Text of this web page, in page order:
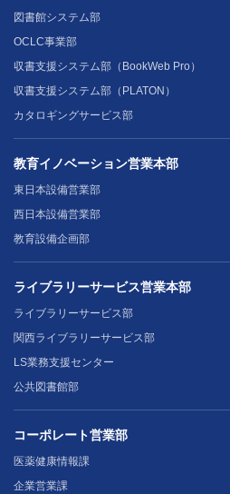
図書館システム部
OCLC事業部
収書支援システム部（BookWeb Pro）
収書支援システム部（PLATON）
カタロギングサービス部
教育イノベーション営業本部
東日本設備営業部
西日本設備営業部
教育設備企画部
ライブラリーサービス営業本部
ライブラリーサービス部
関西ライブラリーサービス部
LS業務支援センター
公共図書館部
コーポレート営業部
医薬健康情報課
企業営業課